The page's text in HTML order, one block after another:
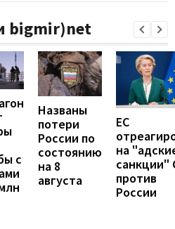
bigmir)net
с
Названы
потери
России по
состоянию
на 8
августа
ЕС
на
санкции"
против
России